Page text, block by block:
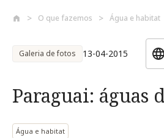
O que fazemos Água e habitat
Galeria de fotos 13-04-2015
Paraguai: águas
Água e habitat